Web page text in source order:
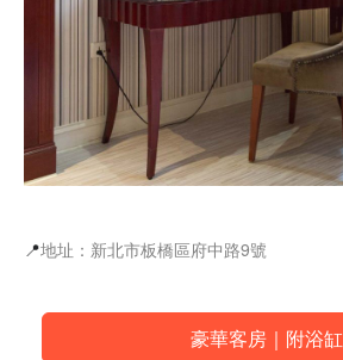
📍地址：新北市板橋區府中路9號
豪華客房｜附浴缸